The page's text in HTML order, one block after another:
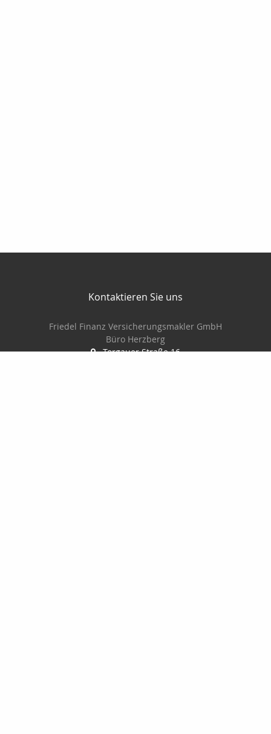
Kontaktieren Sie uns
Friedel Finanz Versicherungsmakler GmbH
Büro Herzberg
Torgauer Straße 16